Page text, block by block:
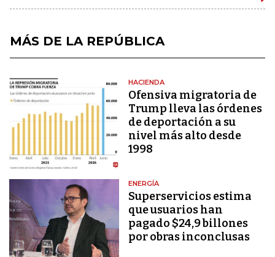
MÁS DE LA REPÚBLICA
HACIENDA
Ofensiva migratoria de
Trump lleva las órdenes
de deportación a su
nivel más alto desde
1998
ENERGÍA
Superservicios estima
que usuarios han
pagado $24,9 billones
por obras inconclusas